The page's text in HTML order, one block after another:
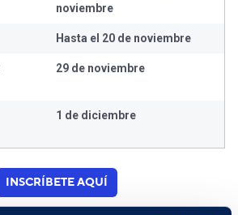
noviembre
Hasta el 20 de noviembre
29 de noviembre
1 de diciembre
INSCRÍBETE AQUÍ